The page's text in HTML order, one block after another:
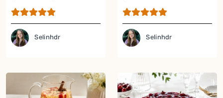
Selinhdr Selinhdr